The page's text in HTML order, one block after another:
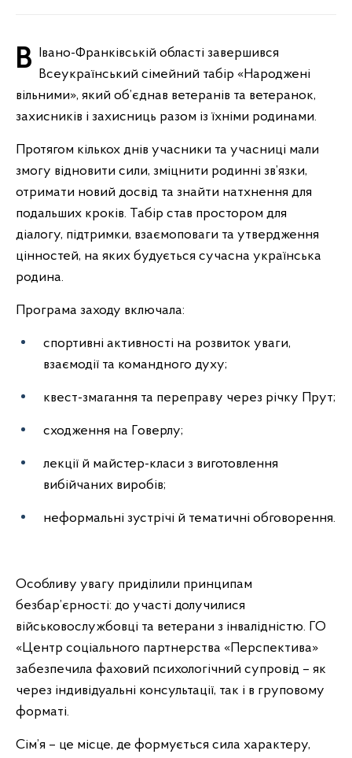
В Івано-Франківській області завершився Всеукраїнський сімейний табір «Народжені
вільними», який об’єднав ветеранів та ветеранок,
захисників і захисниць разом із їхніми родинами.
Протягом кількох днів учасники та учасниці мали
змогу відновити сили, зміцнити родинні зв’язки,
отримати новий досвід та знайти натхнення для
подальших кроків. Табір став простором для
діалогу, підтримки, взаємоповаги та утвердження
цінностей, на яких будується сучасна українська
родина.
Програма заходу включала:
спортивні активності на розвиток уваги,
взаємодії та командного духу;
квест-змагання та переправу через річку Прут;
сходження на Говерлу;
лекції й майстер-класи з виготовлення
вибійчаних виробів;
неформальні зустрічі й тематичні обговорення.
Особливу увагу приділили принципам
безбар’єрності: до участі долучилися
військовослужбовці та ветерани з інвалідністю. ГО
«Центр соціального партнерства «Перспектива»
забезпечила фаховий психологічний супровід – як
через індивідуальні консультації, так і в груповому
форматі.
Сім’я – це місце, де формується сила характеру,